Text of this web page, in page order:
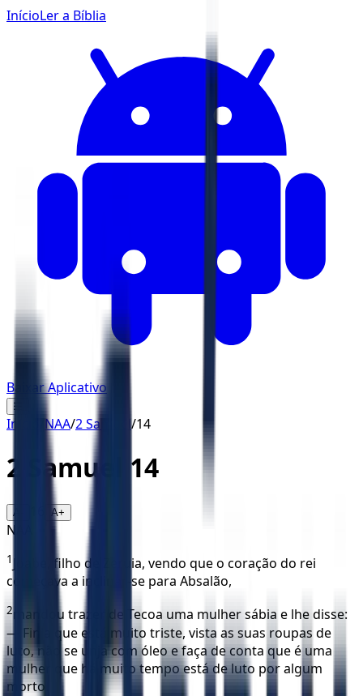
InícioLer a Bíblia
Baixar Aplicativo
☰
Início NAA/2 Samuel /14
2 Samuel 14
A- A+
NAA
1 Joabe, filho de Zeruia, vendo que o coração do rei
começava a inclinar-se para Absalão,
2mandou trazer de Tecoa uma mulher sábia e lhe disse:
— Finja que está muito triste, vista as suas roupas de
luto, não se unja com óleo e faça de conta que é uma
mulher que há muito tempo está de luto por algum
morto.